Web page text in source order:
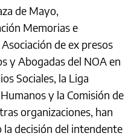
de Mayo,
Memorias e
de ex presos
y Abogadas del NOA en
Sociales, la Liga
y la Comisión de
organizaciones, han
decisión del intendente